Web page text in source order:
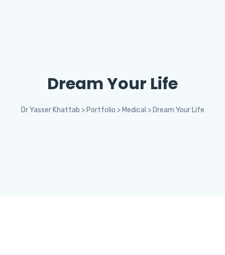
Dream Your Life
Dr Yasser Khattab > Portfolio > Medical > Dream Your Life